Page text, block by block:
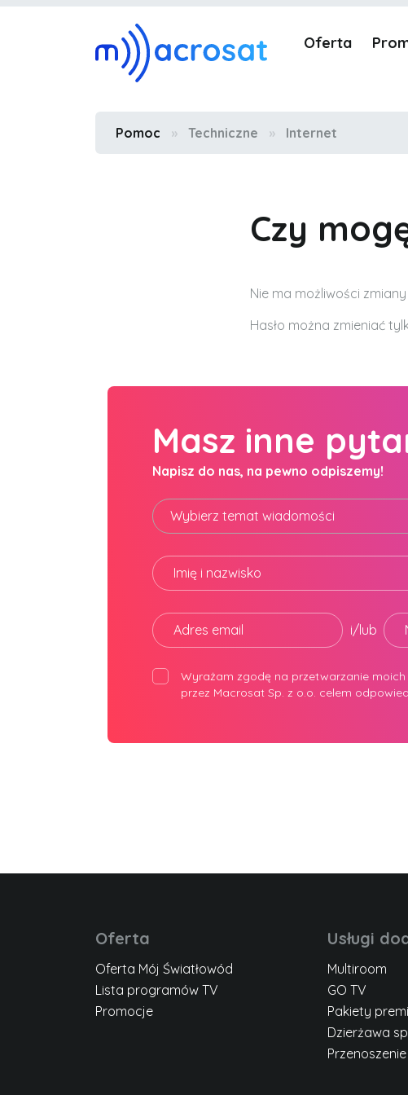
Oferta
Pomoc » Techniczne » Internet
Czy
Nie ma możliwości
Hasło można zmieniać
Masz inne
Napisz do nas, na pewno odpiszemy!
Wybierz temat wiadomości
Imię i nazwisko
Adres email i/lub
Wyrażam zgodę na przetwarzanie
przez Macrosat Sp. z o.o. celem
Oferta
Oferta Mój Światłowód
Lista programów TV
Promocje
Usługi
Multiroom
GO TV
Pakiety
Dzierżawa